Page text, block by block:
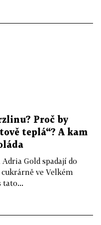
Proč by
teplá“? A kam
Gold spadají do
ve Velkém
tato...